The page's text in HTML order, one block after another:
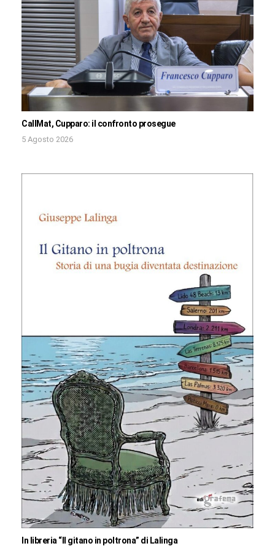
CallMat, Cupparo: il confronto prosegue
5 Agosto 2026
In libreria “Il gitano in poltrona” di Lalinga